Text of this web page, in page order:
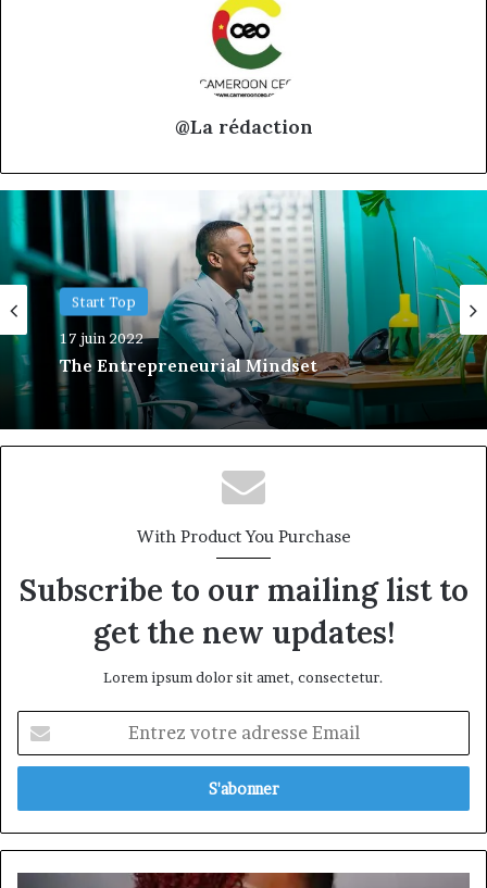
@La rédaction
Start Top
17 juin 2022
The Entrepreneurial Mindset
Actualité
9 juin 2022
5 Reasons Recruiters don’t Call Back
With Product You Purchase
Subscribe to our mailing list to
get the new updates!
Lorem ipsum dolor sit amet, consectetur.
votre
adresse